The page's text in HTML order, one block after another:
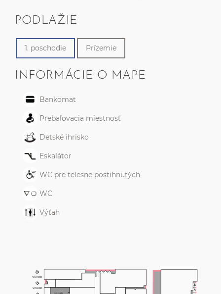
PODLAŽIE
1. poschodie Prízemie
INFORMÁCIE O MAPE
Bankomat
Prebaľovacia miestnosť
Detské ihrisko
Eskalátor
WC pre telesne postihnutých
WC
Výťah
SKLAD